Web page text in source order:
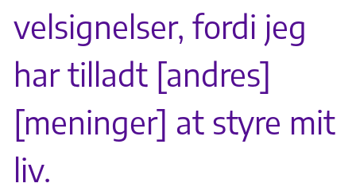
velsignelser, fordi jeg
har tilladt [andres]
[meninger] at styre mit
liv.